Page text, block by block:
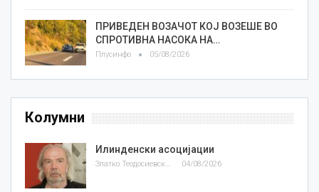
ПРИВЕДЕН ВОЗАЧОТ КОЈ ВОЗЕШЕ ВО
СПРОТИВНА НАСОКА НА…
Плусинфо 05/08/2026
Колумни
Илинденски асоцијации
Златко Теодосиевски 04/08/2026